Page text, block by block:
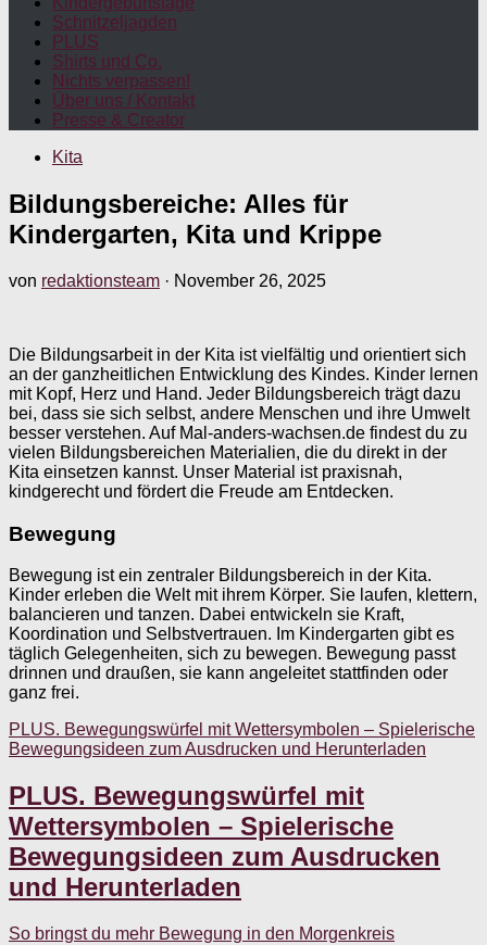
Schnitzeljagden
PLUS
Shirts und Co.
Nichts verpassen!
Über uns / Kontakt
Presse & Creator
Kita
Bildungsbereiche: Alles für
Kindergarten, Kita und Krippe
von redaktionsteam · November 26, 2025
Die Bildungsarbeit in der Kita ist vielfältig und orientiert sich
an der ganzheitlichen Entwicklung des Kindes. Kinder lernen
mit Kopf, Herz und Hand. Jeder Bildungsbereich trägt dazu
bei, dass sie sich selbst, andere Menschen und ihre Umwelt
besser verstehen. Auf Mal-anders-wachsen.de findest du zu
vielen Bildungsbereichen Materialien, die du direkt in der
Kita einsetzen kannst. Unser Material ist praxisnah,
kindgerecht und fördert die Freude am Entdecken.
Bewegung
Bewegung ist ein zentraler Bildungsbereich in der Kita.
Kinder erleben die Welt mit ihrem Körper. Sie laufen, klettern,
balancieren und tanzen. Dabei entwickeln sie Kraft,
Koordination und Selbstvertrauen. Im Kindergarten gibt es
täglich Gelegenheiten, sich zu bewegen. Bewegung passt
drinnen und draußen, sie kann angeleitet stattfinden oder
ganz frei.
PLUS. Bewegungswürfel mit Wettersymbolen – Spielerische
Bewegungsideen zum Ausdrucken und Herunterladen
PLUS. Bewegungswürfel mit
Wettersymbolen – Spielerische
Bewegungsideen zum Ausdrucken
und Herunterladen
So bringst du mehr Bewegung in den Morgenkreis